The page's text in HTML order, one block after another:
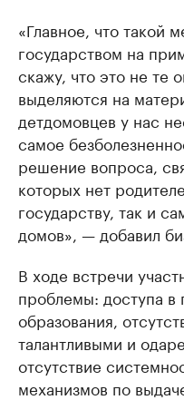
«Главное, что такой
государством на
скажу, что это не те
выделяются на
детдомовцев у нас
самое
решение вопроса,
которых нет
государству, так и
домов», — добавил
В ходе встречи
проблемы: доступа в
образования,
талантливыми и
отсутствие
механизмов по